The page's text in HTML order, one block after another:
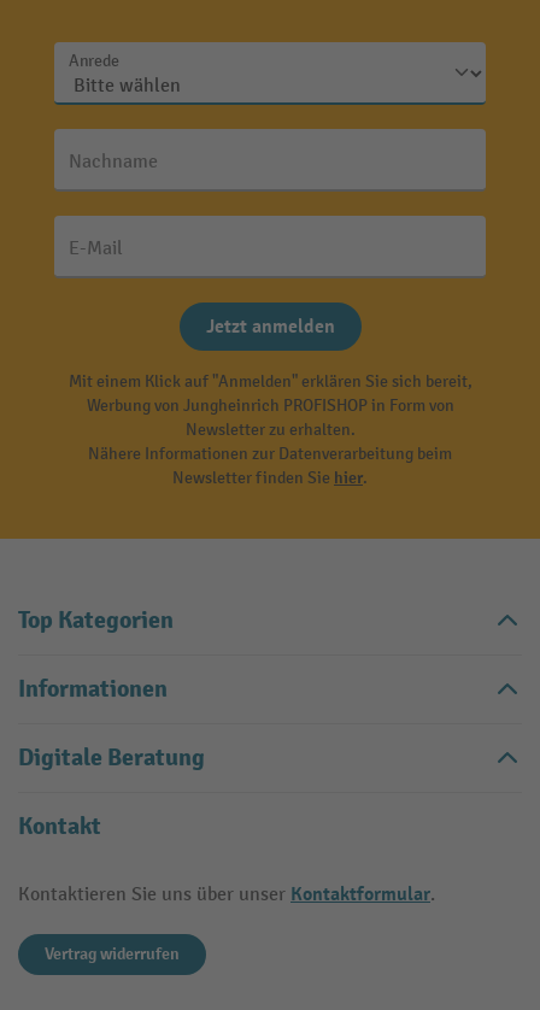
Anrede
Nachname
E-Mail
Jetzt anmelden
Mit einem Klick auf "Anmelden" erklären Sie sich bereit,
Werbung von Jungheinrich PROFISHOP in Form von
Newsletter zu erhalten.
Nähere Informationen zur Datenverarbeitung beim
Newsletter finden Sie hier.
Top Kategorien
Informationen
Digitale Beratung
Kontakt
Kontaktieren Sie uns über unser Kontaktformular.
Vertrag widerrufen